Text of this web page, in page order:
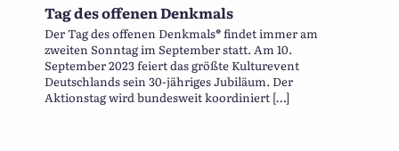
Tag des offenen Denkmals
Der Tag des offenen Denkmals® findet immer am
zweiten Sonntag im September statt. Am 10.
September 2023 feiert das größte Kulturevent
Deutschlands sein 30-jähriges Jubiläum. Der
Aktionstag wird bundesweit koordiniert […]